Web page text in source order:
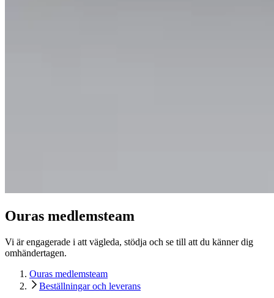
Ouras medlemsteam
Vi är engagerade i att vägleda, stödja och se till att du känner dig
omhändertagen.
Ouras medlemsteam
Beställningar och leverans